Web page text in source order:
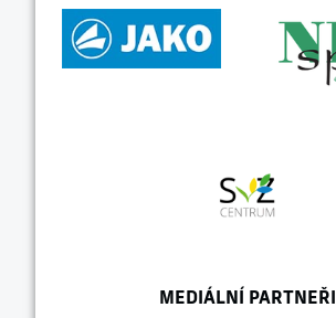
MEDIÁLNÍ PARTNEŘI